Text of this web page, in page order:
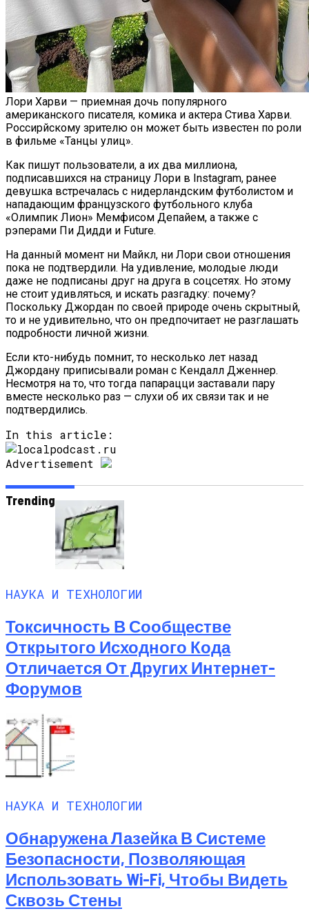
Как Состояние Сына Михаила
Ефремова, Который Выпал Из Окна
Ученые-Компьютерщики Изобрели
Простой Метод Ускорения Очистки
Кэша
Лори Харви — приемная дочь популярного
американского писателя, комика и актера Стива Харви.
Россирйскому зрителю он может быть известен по роли
в фильме «Танцы улиц».
Как пишут пользователи, а их два миллиона,
подписавшихся на страницу Лори в Instagram, ранее
девушка встречалась с нидерландским футболистом и
нападающим французского футбольного клуба
«Олимпик Лион» Мемфисом Депайем, а также с
рэперами Пи Дидди и Future.
На данный момент ни Майкл, ни Лори свои отношения
пока не подтвердили. На удивление, молодые люди
даже не подписаны друг на друга в соцсетях. Но этому
не стоит удивляться, и искать разгадку: почему?
Поскольку Джордан по своей природе очень скрытный,
то и не удивительно, что он предпочитает не разглашать
подробности личной жизни.
Если кто-нибудь помнит, то несколько лет назад
Джордану приписывали роман с Кендалл Дженнер.
Несмотря на то, что тогда папарацци заставали пару
вместе несколько раз — слухи об их связи так и не
подтвердились.
In this article:
Advertisement
Trending
НАУКА И ТЕХНОЛОГИИ
Токсичность В Сообществе
Открытого Исходного Кода
Отличается От Других Интернет-
Форумов
НАУКА И ТЕХНОЛОГИИ
Обнаружена Лазейка В Системе
Безопасности, Позволяющая
Использовать Wi-Fi, Чтобы Видеть
Сквозь Стены